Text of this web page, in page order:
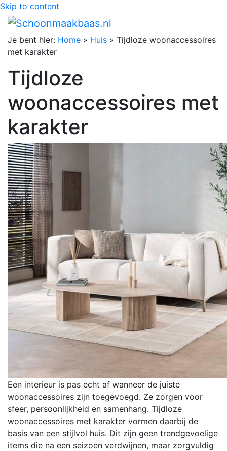
Skip to content
Je bent hier: Home » Huis » Tijdloze woonaccessoires
met karakter
Tijdloze
woonaccessoires met
karakter
Een interieur is pas echt af wanneer de juiste
woonaccessoires zijn toegevoegd. Ze zorgen voor
sfeer, persoonlijkheid en samenhang. Tijdloze
woonaccessoires met karakter vormen daarbij de
basis van een stijlvol huis. Dit zijn geen trendgevoelige
items die na een seizoen verdwijnen, maar zorgvuldig